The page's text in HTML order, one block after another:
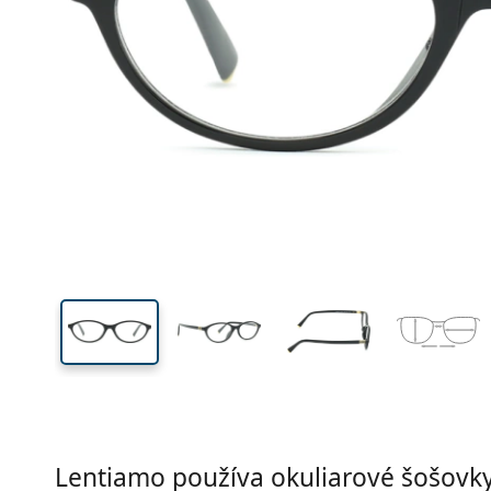
34 mm
Výška očnice
54 mm
Šírka očnice
Šírka
Lentiamo používa okuliarové